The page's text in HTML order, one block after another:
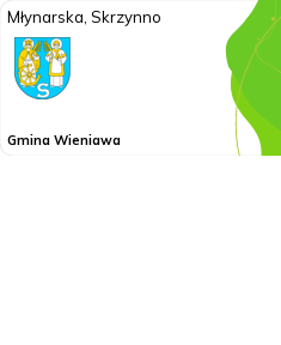
Młynarska, Skrzynno
Gmina Wieniawa